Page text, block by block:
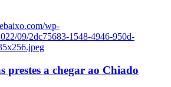
wp-
09/2dc75683-1548-4946-950d-
prestes a chegar ao Chiado